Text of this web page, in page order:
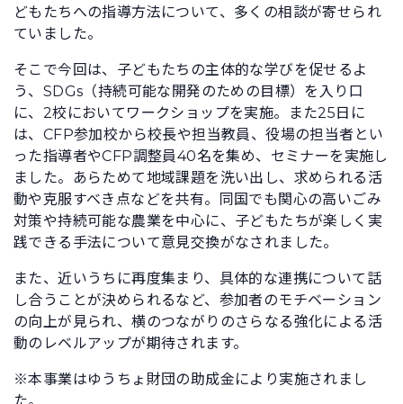
どもたちへの指導方法について、多くの相談が寄せられ
ていました。
そこで今回は、子どもたちの主体的な学びを促せるよ
う、SDGs（持続可能な開発のための目標）を入り口
に、2校においてワークショップを実施。また25日に
は、CFP参加校から校長や担当教員、役場の担当者とい
った指導者やCFP調整員40名を集め、セミナーを実施し
ました。あらためて地域課題を洗い出し、求められる活
動や克服すべき点などを共有。同国でも関心の高いごみ
対策や持続可能な農業を中心に、子どもたちが楽しく実
践できる手法について意見交換がなされました。
また、近いうちに再度集まり、具体的な連携について話
し合うことが決められるなど、参加者のモチベーション
の向上が見られ、横のつながりのさらなる強化による活
動のレベルアップが期待されます。
※本事業はゆうちょ財団の助成金により実施されまし